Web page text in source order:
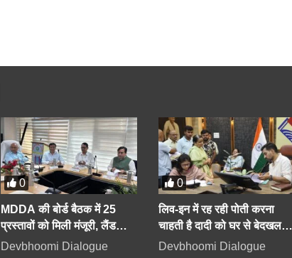
0
MDDA की बोर्ड बैठक में 25
प्रस्तावों को मिली मंजूरी, लैंड
पूलिंग, पर्यटन, औद्योगिक भवनों पर
Devbhoomi Dialogue
0
लिव-इन में रह रही पोती करना
चाहती है दादी को घर से बेदखल,
बिगड़ैल पोती पर महिला सेल करेगी
Devbhoomi Dialogue